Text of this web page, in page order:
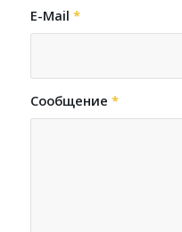
E-Mail *
Сообщение *